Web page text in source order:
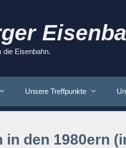
die Eisenbahn.
Unsere Treffpunkte
den 1980ern